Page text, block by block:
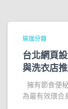
瑜珈分類
台北網頁
與洗衣店
擁有節食便
為最有效環合